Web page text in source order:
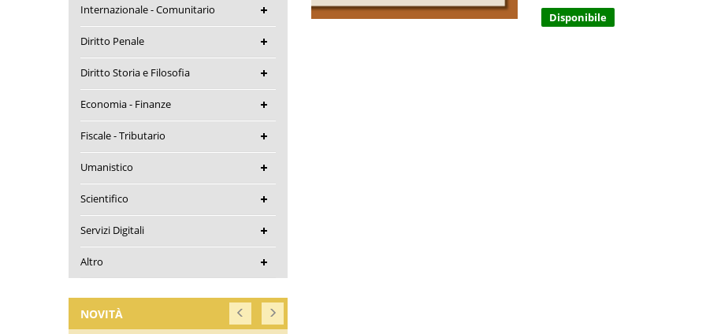
Disponibile
Internazionale - Comunitario
Diritto Penale
Diritto Storia e Filosofia
Economia - Finanze
Fiscale - Tributario
Umanistico
Scientifico
Servizi Digitali
Altro
NOVITÀ